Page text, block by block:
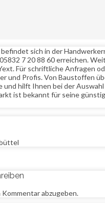
sich in der
7 20 88 60 erreichen.
Für schriftliche Anfragen
und Profis. Von Baustoffen
hilft Ihnen bei der
ist bekannt für seine
Kommentar abzugeben.